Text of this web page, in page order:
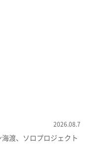
2026.08.7
渡、ソロプロジェクト